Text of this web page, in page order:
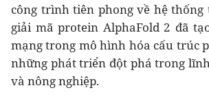
công trình tiên phong về hệ
giải mã protein AlphaFold 2 đã
mạng trong mô hình hóa cấu trúc
những phát triển đột phá trong
và nông nghiệp.